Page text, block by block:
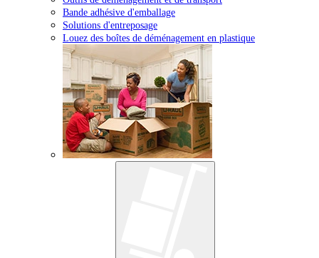
Bande adhésive d'emballage
Solutions d'entreposage
Louez des boîtes de déménagement en plastique